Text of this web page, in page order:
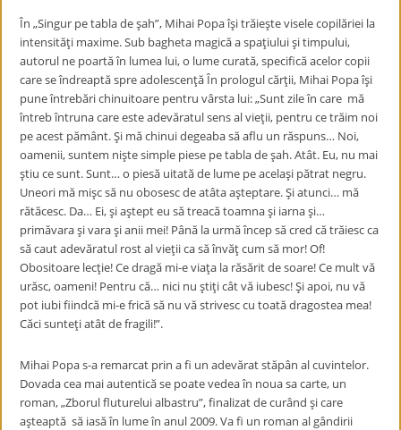
În „Singur pe tabla de şah”, Mihai Popa îşi trăieşte visele copilăriei la
intensităţi maxime. Sub bagheta magică a spaţiului şi timpului,
autorul ne poartă în lumea lui, o lume curată, specifică acelor copii
care se îndreaptă spre adolescenţă În prologul cărţii, Mihai Popa îşi
pune întrebări chinuitoare pentru vârsta lui: „Sunt zile în care mă
întreb întruna care este adevăratul sens al vieţii, pentru ce trăim noi
pe acest pământ. Şi mă chinui degeaba să aflu un răspuns… Noi,
oamenii, suntem nişte simple piese pe tabla de şah. Atât. Eu, nu mai
ştiu ce sunt. Sunt… o piesă uitată de lume pe acelaşi pătrat negru.
Uneori mă mişc să nu obosesc de atâta aşteptare. Şi atunci… mă
rătăcesc. Da… Ei, şi aştept eu să treacă toamna şi iarna şi…
primăvara şi vara şi anii mei! Până la urmă încep să cred că trăiesc ca
să caut adevăratul rost al vieţii ca să învăţ cum să mor! Of!
Obositoare lecţie! Ce dragă mi-e viaţa la răsărit de soare! Ce mult vă
urăsc, oameni! Pentru că… nici nu ştiţi cât vă iubesc! Şi apoi, nu vă
pot iubi fiindcă mi-e frică să nu vă strivesc cu toată dragostea mea!
Căci sunteţi atât de fragili!”.
Mihai Popa s-a remarcat prin a fi un adevărat stăpân al cuvintelor.
Dovada cea mai autentică se poate vedea în noua sa carte, un
roman, „Zborul fluturelui albastru”, finalizat de curând şi care
aşteaptă să iasă în lume în anul 2009. Va fi un roman al gândirii